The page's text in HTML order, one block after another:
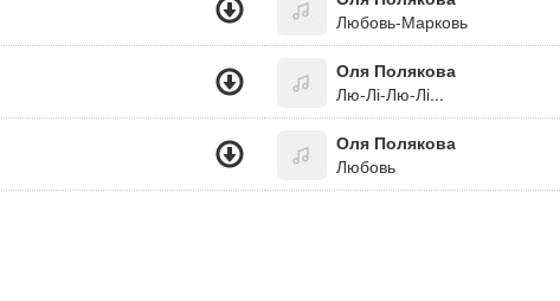
Любовь-Марковь
Оля Полякова
Лю-Лі-Лю-Лі...
Оля Полякова
Любовь